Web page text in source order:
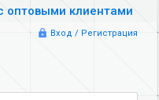
оптовыми клиентами
Вход / Регистрация